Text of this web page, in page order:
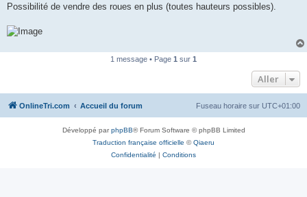
Possibilité de vendre des roues en plus (toutes hauteurs possibles).
1 message • Page 1 sur 1
Aller
OnlineTri.com Accueil du forum Fuseau horaire sur UTC+01:00
Développé parphpBB® Forum Software © phpBB Limited
Traduction française officielle ©Qiaeru
Confidentialité | Conditions